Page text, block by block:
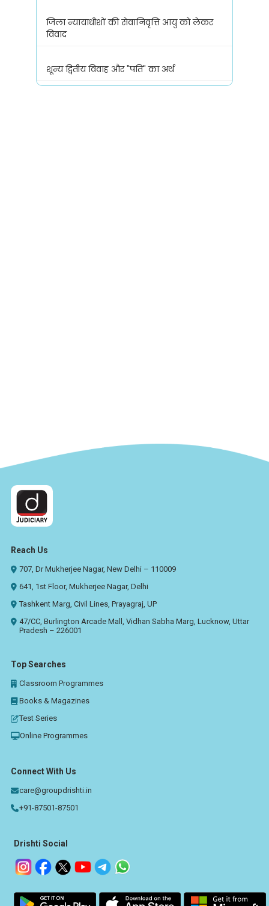
जिला न्यायाधीशों की सेवानिवृत्ति आयु को लेकर
विवाद
शून्य द्वितीय विवाह और "पति" का अर्थ
Reach Us
707, Dr Mukherjee Nagar, New Delhi – 110009
641, 1st Floor, Mukherjee Nagar, Delhi
Tashkent Marg, Civil Lines, Prayagraj, UP
47/CC, Burlington Arcade Mall, Vidhan Sabha Marg, Lucknow, Uttar
Pradesh – 226001
Top Searches
Classroom Programmes
Books & Magazines
Test Series
Online Programmes
Connect With Us
care@groupdrishti.in
+91-87501-87501
Drishti Social